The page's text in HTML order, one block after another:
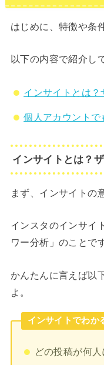
はじめに、特徴や条
以下の内容で紹介し
インサイトとは？
個人アカウントで
インサイトとは？
まず、インサイトの
インスタのインサイ
ワー分析」のことで
かんたんに言えば以
よ。
インサイトでわか
どの投稿が何